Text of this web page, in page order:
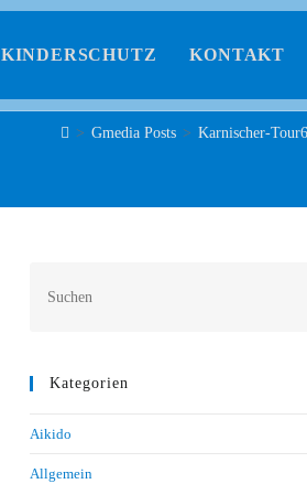
KINDERSCHUTZ KONTAKT
> Gmedia Posts > Karnischer-
Kategorien
Aikido
Allgemein